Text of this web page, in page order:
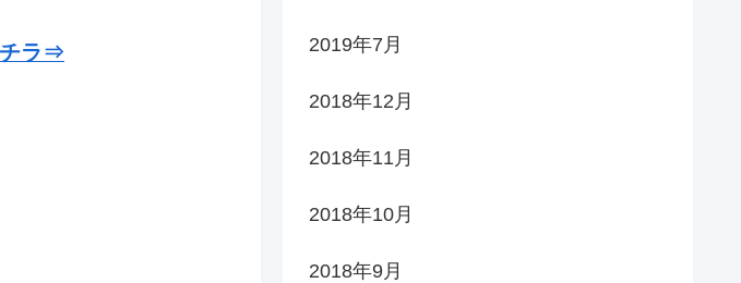
チラ⇒ 2019年7月
2018年12月
2018年11月
2018年10月
2018年9月